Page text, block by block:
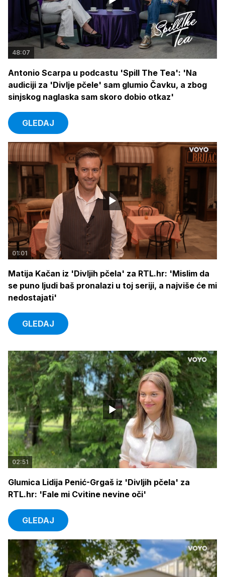
48:07
Antonio Scarpa u podcastu 'Spill The Tea': 'Na
audiciji za 'Divlje pčele' sam glumio Čavku, a zbog
sinjskog naglaska sam skoro dobio otkaz'
GLEDAJ
01:01
Matija Kačan iz 'Divljih pčela' za RTL.hr: 'Mislim da
se puno ljudi baš pronalazi u toj seriji, a najviše će mi
nedostajati'
GLEDAJ
02:51
Glumica Lidija Penić-Grgaš iz 'Divljih pčela' za
RTL.hr: 'Fale mi Cvitine nevine oči'
GLEDAJ